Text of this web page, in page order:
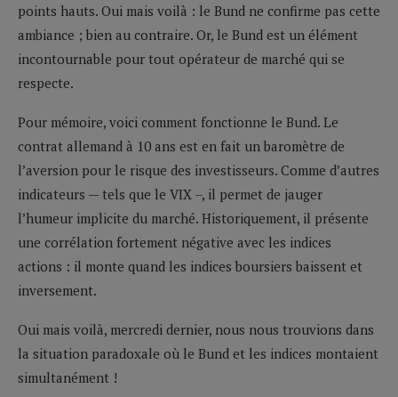
points hauts. Oui mais voilà : le Bund ne confirme pas cette
ambiance ; bien au contraire. Or, le Bund est un élément
incontournable pour tout opérateur de marché qui se
respecte.
Pour mémoire, voici comment fonctionne le Bund. Le
contrat allemand à 10 ans est en fait un baromètre de
l’aversion pour le risque des investisseurs. Comme d’autres
indicateurs — tels que le VIX –, il permet de jauger
l’humeur implicite du marché. Historiquement, il présente
une corrélation fortement négative avec les indices
actions : il monte quand les indices boursiers baissent et
inversement.
Oui mais voilà, mercredi dernier, nous nous trouvions dans
la situation paradoxale où le Bund et les indices montaient
simultanément !